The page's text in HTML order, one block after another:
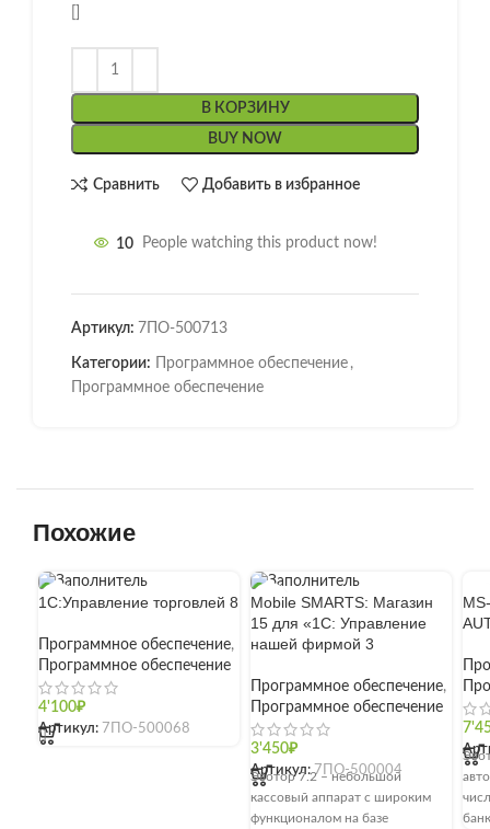
В КОРЗИНУ
BUY NOW
Сравнить Добавить в избранное
10 People watching this product now!
Артикул: 7ПО-500713
Категории: Программное обеспечение ,
Программное обеспечение
Похожие
1С:Управление торговлей 8
Программное обеспечение,
Программное обеспечение
4'100₽
Артикул: 7ПО-500068
[]
Mobile SMARTS: Магазин
15 для «1С: Управление
нашей фирмой 3
Программное обеспечение,
Программное обеспечение
3'450₽
Артикул:7ПО-500004
Эвотор 7.2 – небольшой
кассовый аппарат с широким
функционалом на базе